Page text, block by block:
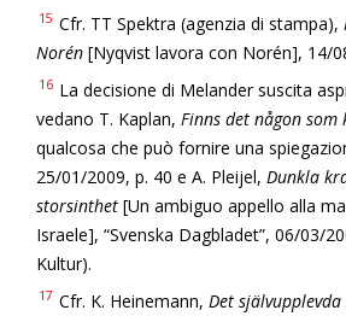
15 Cfr. TT Spektra (agenzia di stampa),
Norén [Nyqvist lavora con Norén], 14/
16 La decisione di Melander suscita
vedano T. Kaplan, Finns det någon
qualcosa che può fornire una
25/01/2009, p. 40 e A. Pleijel, Dunkla
storsinthet [Un ambiguo appello alla
Israele], “Svenska Dagbladet”, 06/03/
Kultur).
17 Cfr. K. Heinemann, Det